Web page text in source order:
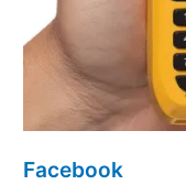
Facebook